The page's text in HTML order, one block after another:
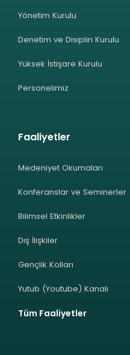
Yönetim Kurulu
Denetim ve Disiplin Kurulu
Yüksek İstişare Kurulu
Personelimiz
Faaliyetler
Medeniyet Okumaları
Konferanslar ve Seminerler
Bilimsel Etkinlikler
Dış İlişkiler
Gençlik Kolları
Yutub (Youtube) Kanalı
Tüm Faaliyetler